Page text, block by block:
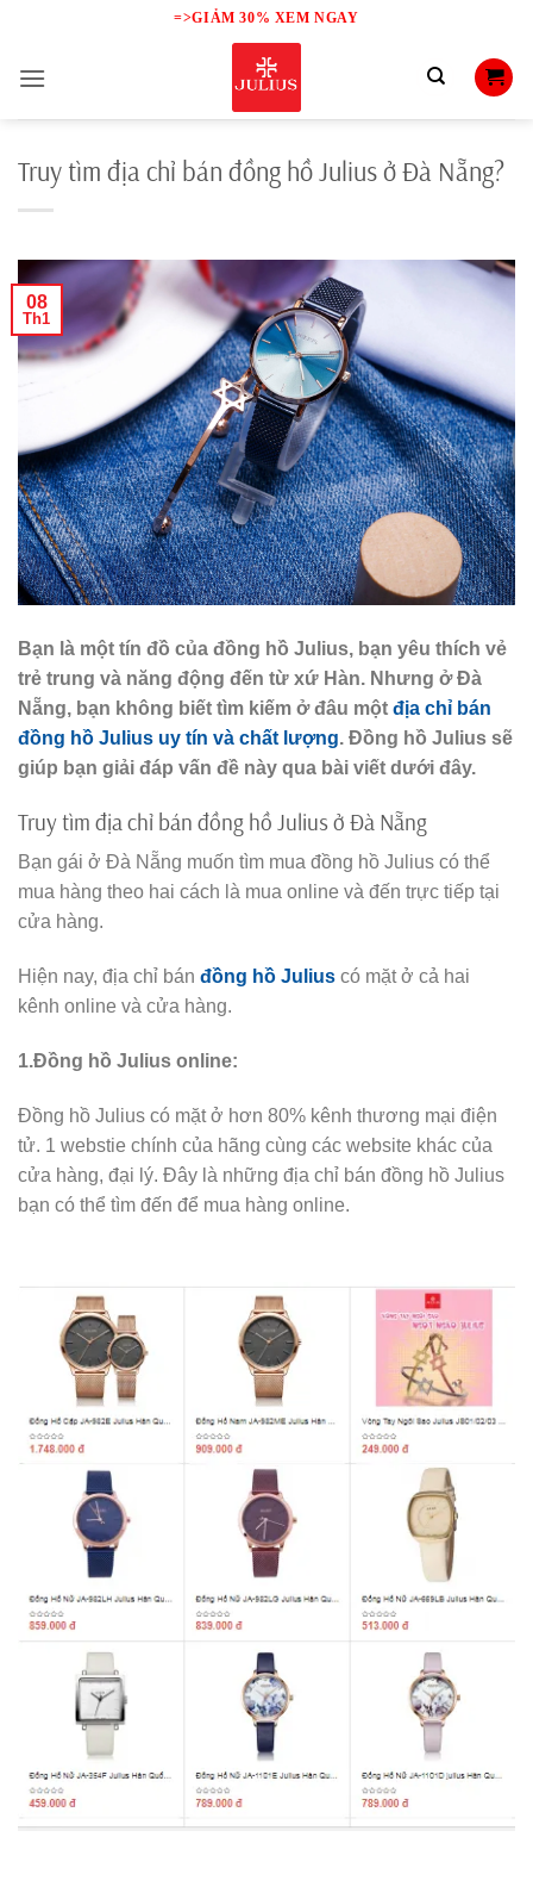
content
=>GIẢM 30% XEM NGAY
Truy tìm địa chỉ bán đồng hồ Julius ở Đà Nẵng?
08
Th1
Bạn là một tín đồ của đồng hồ Julius, bạn yêu thích vẻ
trẻ trung và năng động đến từ xứ Hàn. Nhưng ở Đà
Nẵng, bạn không biết tìm kiếm ở đâu một địa chỉ bán
đồng hồ Julius uy tín và chất lượng. Đồng hồ Julius sẽ
giúp bạn giải đáp vấn đề này qua bài viết dưới đây.
Truy tìm địa chỉ bán đồng hồ Julius ở Đà Nẵng
Bạn gái ở Đà Nẵng muốn tìm mua đồng hồ Julius có thể
mua hàng theo hai cách là mua online và đến trực tiếp tại
cửa hàng.
Hiện nay, địa chỉ bán đồng hồ Julius có mặt ở cả hai
kênh online và cửa hàng.
1.Đồng hồ Julius online:
Đồng hồ Julius có mặt ở hơn 80% kênh thương mại điện
tử. 1 webstie chính của hãng cùng các website khác của
cửa hàng, đại lý. Đây là những địa chỉ bán đồng hồ Julius
bạn có thể tìm đến để mua hàng online.